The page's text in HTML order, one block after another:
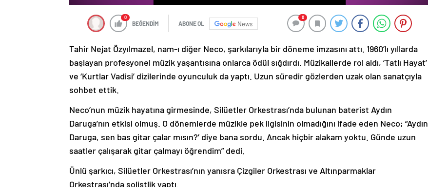
0
BEĞENDİM ABONE OL News
0
Tahir Nejat Özyılmazel, nam-ı diğer Neco, şarkılarıyla bir döneme imzasını attı. 1960’lı yıllarda
başlayan profesyonel müzik yaşantısına onlarca ödül sığdırdı. Müzikallerde rol aldı, ‘Tatlı Hayat’
ve ‘Kurtlar Vadisi’ dizilerinde oyunculuk da yaptı. Uzun süredir gözlerden uzak olan sanatçıyla
sohbet ettik.
Neco’nun müzik hayatına girmesinde, Silüetler Orkestrası’nda bulunan baterist Aydın
Daruga’nın etkisi olmuş. O dönemlerde müzikle pek ilgisinin olmadığını ifade eden Neco; “Aydın
Daruga, sen bas gitar çalar mısın?’ diye bana sordu. Ancak hiçbir alakam yoktu. Günde uzun
saatler çalışarak gitar çalmayı öğrendim” dedi.
Ünlü şarkıcı, Silüetler Orkestrası’nın yanısra Çizgiler Orkestrası ve Altınparmaklar
Orkestrası’nda solistlik yaptı.